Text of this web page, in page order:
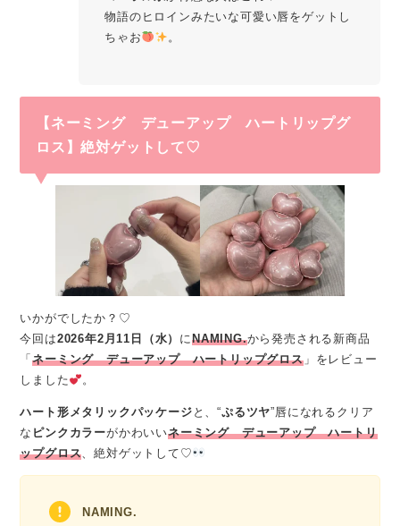
物語のヒロインみたいな可愛い唇をゲットし
ちゃお
。
【 ネーミング デューアップ ハートリップグ
ロス 】絶対ゲットして♡
いかがでしたか？♡
今回は2026年2月11日（水） にNAMING.から発売される新商品
「ネーミング デューアップ ハートリップグロス」をレビュー
しました
。
ハート形メタリックパッケージ と、“ぷるツヤ”唇になれるクリア
な ピンクカラーがかわいいネーミング デューアップ ハートリ
ップグロス 、絶対ゲットして♡
NAMING.